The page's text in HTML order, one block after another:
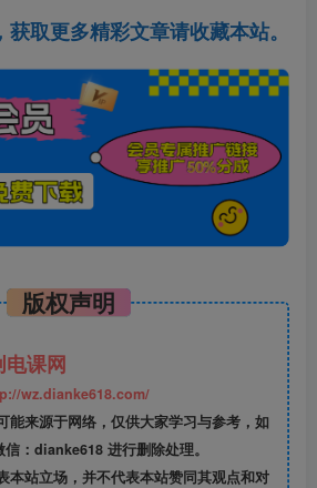
取更多精彩文章请收藏本站。
版权声明
电课网
wz.dianke618.com/
能来源于网络，仅供大家学习与参考，如
：dianke618 进行删除处理。
本站立场，并不代表本站赞同其观点和对